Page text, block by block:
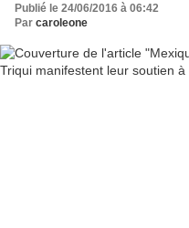
Publié le 24/06/2016 à 06:42
Par caroleone